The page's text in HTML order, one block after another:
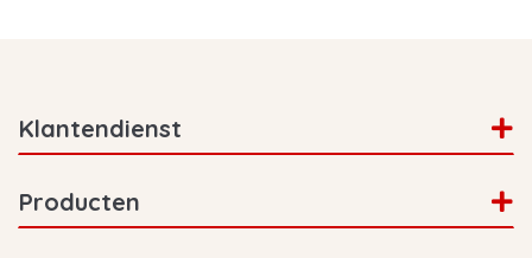
Klantendienst
Producten